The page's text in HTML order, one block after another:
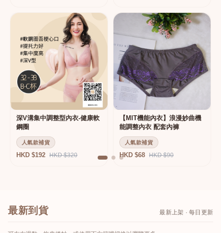
深V溝集中調整型內衣-健康軟
鋼圈
人氣款補貨
HKD $192 HKD $320
【MIT機能內衣】浪漫妙曲機
能調整內衣 配套內褲
人氣款補貨
HKD $68 HKD $90
最新到貨 最新上架 · 每日更新